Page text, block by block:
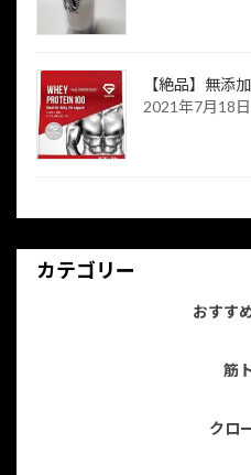
【絶品】無添
2021年7月18日
カテゴリー
おすす
筋
クロ